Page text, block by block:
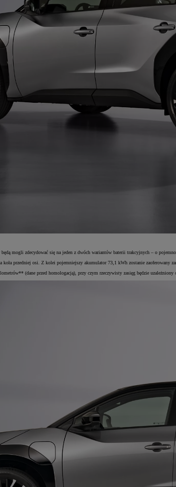
mogli zdecydować się na jeden z dwóch wariantów baterii trakcyjnych – o
koła przedniej osi. Z kolei pojemniejszy akumulator 73,1 kWh zostanie
(dane przed homologacją), przy czym rzeczywisty zasięg będzie